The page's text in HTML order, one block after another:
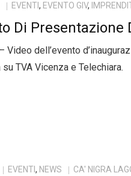
EVENTI , EVENTO GIV,
Di
Video dell’evento
TVA Vicenza e Telechiara.
EVENTI , NEWS CA' NIGRA